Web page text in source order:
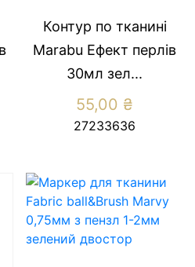
Контур по тканині
Marabu Ефект перлів
30мл зел...
55,00 ₴
27233636